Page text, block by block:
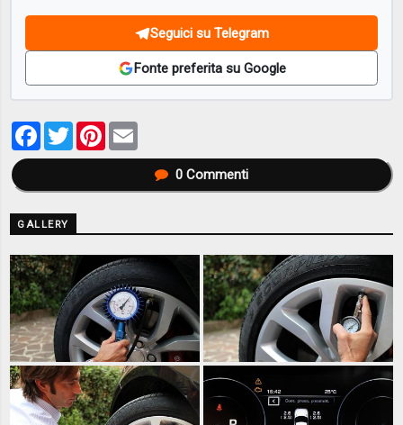
Seguici su Telegram
Fonte preferita su Google
Facebook
TwitterPinterest
0Commenti
GALLERY